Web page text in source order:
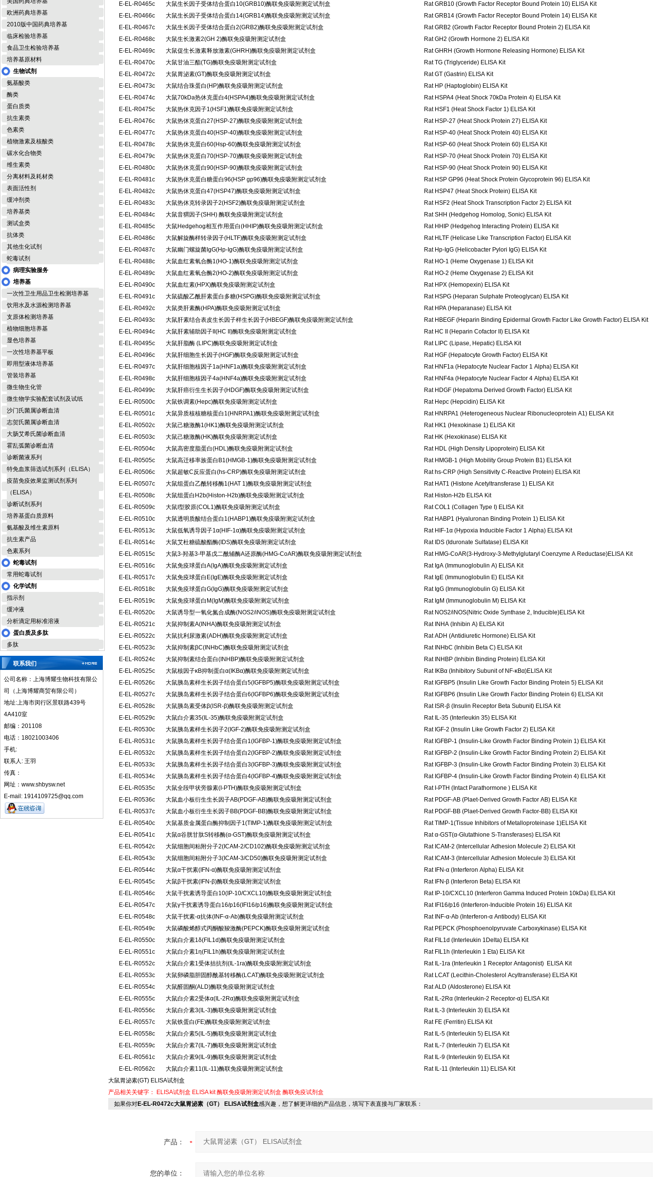
欧洲药典培养基
2010版中国药典培养基
临床检验培养基
食品卫生检验培养基
培养基原材料
生物试剂
氨基酸类
酶类
蛋白质类
抗生素类
色素类
植物激素及核酸类
碳水化合物类
维生素类
分离材料及耗材类
表面活性剂
缓冲剂类
培养基类
测试盒类
抗体类
其他生化试剂
蛇毒试剂
病理实验服务
培养基
一次性卫生用品卫生检测培养基
饮用水及水源检测培养基
支原体检测培养基
植物细胞培养基
显色培养基
一次性培养基平板
即用型液体培养基
管装培养基
微生物生化管
微生物学实验配套试剂及试纸
沙门氏菌属诊断血清
志贺氏菌属诊断血清
大肠艾希氏菌诊断血清
霍乱弧菌诊断血清
诊断菌液系列
特免血浆筛选试剂系列（ELISA）
疫苗免疫效果监测试剂系列
（ELISA）
诊断试剂系列
培养基蛋白质原料
氨基酸及维生素原料
抗生素产品
色素系列
蛇毒试剂
常用蛇毒试剂
化学试剂
指示剂
缓冲液
分析滴定用标准溶液
蛋白质及多肽
多肽
联系我们
公司名称：上海博耀生物科技有限公
司（上海博耀商贸有限公司）
地址:上海市闵行区景联路439号
4A410室
邮编：201108
电话：18021003406
手机:
联系人: 王羽
传真：
网址：www.shbysw.net
E-mail: 1914109725@qq.com
E-EL-R0465c
大鼠生长因子受体结合蛋白10(GRB10)酶联免疫吸附测定试剂盒
Rat GRB10 (Growth Factor Receptor Bound Protein 10) ELISA Kit
E-EL-R0466c
大鼠生长因子受体结合蛋白14(GRB14)酶联免疫吸附测定试剂盒
Rat GRB14 (Growth Factor Receptor Bound Protein 14) ELISA Kit
E-EL-R0467c
大鼠生长因子受体结合蛋白2(GRB2)酶联免疫吸附测定试剂盒
Rat GRB2 (Growth Factor Receptor Bound Protein 2) ELISA Kit
E-EL-R0468c
大鼠生长激素2(GH 2)酶联免疫吸附测定试剂盒
Rat GH2 (Growth Hormone 2) ELISA Kit
E-EL-R0469c
大鼠促生长激素释放激素(GHRH)酶联免疫吸附测定试剂盒
Rat GHRH (Growth Hormone Releasing Hormone) ELISA Kit
E-EL-R0470c
大鼠甘油三酯(TG)酶联免疫吸附测定试剂盒
Rat TG (Triglyceride) ELISA Kit
E-EL-R0472c
大鼠胃泌素(GT)酶联免疫吸附测定试剂盒
Rat GT (Gastrin) ELISA Kit
E-EL-R0473c
大鼠结合珠蛋白(HP)酶联免疫吸附测定试剂盒
Rat HP (Haptoglobin) ELISA Kit
E-EL-R0474c
大鼠70kDa热休克蛋白4(HSPA4)酶联免疫吸附测定试剂盒
Rat HSPA4 (Heat Shock 70kDa Protein 4) ELISA Kit
E-EL-R0475c
大鼠热休克因子1(HSF1)酶联免疫吸附测定试剂盒
Rat HSF1 (Heat Shock Factor 1) ELISA Kit
E-EL-R0476c
大鼠热休克蛋白27(HSP-27)酶联免疫吸附测定试剂盒
Rat HSP-27 (Heat Shock Protein 27) ELISA Kit
E-EL-R0477c
大鼠热休克蛋白40(HSP-40)酶联免疫吸附测定试剂盒
Rat HSP-40 (Heat Shock Protein 40) ELISA Kit
E-EL-R0478c
大鼠热休克蛋白60(Hsp-60)酶联免疫吸附测定试剂盒
Rat HSP-60 (Heat Shock Protein 60) ELISA Kit
E-EL-R0479c
大鼠热休克蛋白70(HSP-70)酶联免疫吸附测定试剂盒
Rat HSP-70 (Heat Shock Protein 70) ELISA Kit
E-EL-R0480c
大鼠热休克蛋白90(HSP-90)酶联免疫吸附测定试剂盒
Rat HSP-90 (Heat Shock Protein 90) ELISA Kit
E-EL-R0481c
大鼠热休克蛋白糖蛋白96(HSP gp96)酶联免疫吸附测定试剂盒
Rat HSP GP96 (Heat Shock Protein Glycoprotein 96) ELISA Kit
E-EL-R0482c
大鼠热休克蛋白47(HSP47)酶联免疫吸附测定试剂盒
Rat HSP47 (Heat Shock Protein) ELISA Kit
E-EL-R0483c
大鼠热休克转录因子2(HSF2)酶联免疫吸附测定试剂盒
Rat HSF2 (Heat Shock Transcription Factor 2) ELISA Kit
E-EL-R0484c
大鼠音猬因子(SHH) 酶联免疫吸附测定试剂盒
Rat SHH (Hedgehog Homolog, Sonic) ELISA Kit
E-EL-R0485c
大鼠Hedgehog相互作用蛋白(HHIP)酶联免疫吸附测定试剂盒
Rat HHIP (Hedgehog Interacting Protein) ELISA Kit
E-EL-R0486c
大鼠解旋酶样转录因子(HLTF)酶联免疫吸附测定试剂盒
Rat HLTF (Helicase Like Transcription Factor) ELISA Kit
E-EL-R0487c
大鼠幽门螺旋菌IgG(Hp-IgG)酶联免疫吸附测定试剂盒
Rat Hp-IgG (Helicobacter Pylori IgG) ELISA Kit
E-EL-R0488c
大鼠血红素氧合酶1(HO-1)酶联免疫吸附测定试剂盒
Rat HO-1 (Heme Oxygenase 1) ELISA Kit
E-EL-R0489c
大鼠血红素氧合酶2(HO-2)酶联免疫吸附测定试剂盒
Rat HO-2 (Heme Oxygenase 2) ELISA Kit
E-EL-R0490c
大鼠血红素(HPX)酶联免疫吸附测定试剂盒
Rat HPX (Hemopexin) ELISA Kit
E-EL-R0491c
大鼠硫酸乙酰肝素蛋白多糖(HSPG)酶联免疫吸附测定试剂盒
Rat HSPG (Heparan Sulphate Proteoglycan) ELISA Kit
E-EL-R0492c
大鼠类肝素酶(HPA)酶联免疫吸附测定试剂盒
Rat HPA (Heparanase) ELISA Kit
E-EL-R0493c
大鼠肝素结合表皮生长因子样生长因子(HBEGF)酶联免疫吸附测定试剂盒
Rat HBEGF (Heparin Binding Epidermal Growth Factor Like Growth Factor) ELISA Kit
E-EL-R0494c
大鼠肝素辅助因子II(HC II)酶联免疫吸附测定试剂盒
Rat HC II (Heparin Cofactor II) ELISA Kit
E-EL-R0495c
大鼠肝脂酶 (LIPC)酶联免疫吸附测定试剂盒
Rat LIPC (Lipase, Hepatic) ELISA Kit
E-EL-R0496c
大鼠肝细胞生长因子(HGF)酶联免疫吸附测定试剂盒
Rat HGF (Hepatocyte Growth Factor) ELISA Kit
E-EL-R0497c
大鼠肝细胞核因子1a(HNF1a)酶联免疫吸附测定试剂盒
Rat HNF1a (Hepatocyte Nuclear Factor 1 Alpha) ELISA Kit
E-EL-R0498c
大鼠肝细胞核因子4a(HNF4a)酶联免疫吸附测定试剂盒
Rat HNF4a (Hepatocyte Nuclear Factor 4 Alpha) ELISA Kit
E-EL-R0499c
大鼠肝癌衍生生长因子(HDGF)酶联免疫吸附测定试剂盒
Rat HDGF (Hepatoma Derived Growth Factor) ELISA Kit
E-EL-R0500c
大鼠铁调素(Hepc)酶联免疫吸附测定试剂盒
Rat Hepc (Hepcidin) ELISA Kit
E-EL-R0501c
大鼠异质核核糖核蛋白1(HNRPA1)酶联免疫吸附测定试剂盒
Rat HNRPA1 (Heterogeneous Nuclear Ribonucleoprotein A1) ELISA Kit
E-EL-R0502c
大鼠己糖激酶1(HK1)酶联免疫吸附测定试剂盒
Rat HK1 (Hexokinase 1) ELISA Kit
E-EL-R0503c
大鼠己糖激酶(HK)酶联免疫吸附测定试剂盒
Rat HK (Hexokinase) ELISA Kit
E-EL-R0504c
大鼠高密度脂蛋白(HDL)酶联免疫吸附测定试剂盒
Rat HDL (High Density Lipoprotein) ELISA Kit
E-EL-R0505c
大鼠高迁移率族蛋白B1(HMGB-1)酶联免疫吸附测定试剂盒
Rat HMGB-1 (High Mobility Group Protein B1) ELISA Kit
E-EL-R0506c
大鼠超敏C反应蛋白(hs-CRP)酶联免疫吸附测定试剂盒
Rat hs-CRP (High Sensitivity C-Reactive Protein) ELISA Kit
E-EL-R0507c
大鼠组蛋白乙酰转移酶1(HAT 1)酶联免疫吸附测定试剂盒
Rat HAT1 (Histone Acetyltransferase 1) ELISA Kit
E-EL-R0508c
大鼠组蛋白H2b(Histon-H2b)酶联免疫吸附测定试剂盒
Rat Histon-H2b ELISA Kit
E-EL-R0509c
大鼠I型胶原(COL1)酶联免疫吸附测定试剂盒
Rat COL1 (Collagen Type I) ELISA Kit
E-EL-R0510c
大鼠透明质酸结合蛋白1(HABP1)酶联免疫吸附测定试剂盒
Rat HABP1 (Hyaluronan Binding Protein 1) ELISA Kit
E-EL-R0513c
大鼠低氧诱导因子1α(HIF-1α)酶联免疫吸附测定试剂盒
Rat HIF-1α (Hypoxia Inducible Factor 1 Alpha) ELISA Kit
E-EL-R0514c
大鼠艾杜糖硫酸酯酶(IDS)酶联免疫吸附测定试剂盒
Rat IDS (Iduronate Sulfatase) ELISA Kit
E-EL-R0515c
大鼠3-羟基3-甲基戊二酰辅酶A还原酶(HMG-CoAR)酶联免疫吸附测定试剂盒
Rat HMG-CoAR(3-Hydroxy-3-Methylglutaryl Coenzyme A Reductase)ELISA Kit
E-EL-R0516c
大鼠免疫球蛋白A(IgA)酶联免疫吸附测定试剂盒
Rat IgA (Immunoglobulin A) ELISA Kit
E-EL-R0517c
大鼠免疫球蛋白E(IgE)酶联免疫吸附测定试剂盒
Rat IgE (Immunoglobulin E) ELISA Kit
E-EL-R0518c
大鼠免疫球蛋白G(IgG)酶联免疫吸附测定试剂盒
Rat IgG (Immunoglobulin G) ELISA Kit
E-EL-R0519c
大鼠免疫球蛋白M(IgM)酶联免疫吸附测定试剂盒
Rat IgM (Immunoglobulin M) ELISA Kit
E-EL-R0520c
大鼠诱导型一氧化氮合成酶(NOS2/iNOS)酶联免疫吸附测定试剂盒
Rat NOS2/iNOS(Nitric Oxide Synthase 2, Inducible)ELISA Kit
E-EL-R0521c
大鼠抑制素A(INHA)酶联免疫吸附测定试剂盒
Rat INHA (Inhibin A) ELISA Kit
E-EL-R0522c
大鼠抗利尿激素(ADH)酶联免疫吸附测定试剂盒
Rat ADH (Antidiuretic Hormone) ELISA Kit
E-EL-R0523c
大鼠抑制素βC(INHbC)酶联免疫吸附测定试剂盒
Rat INHbC (Inhibin Beta C) ELISA Kit
E-EL-R0524c
大鼠抑制素结合蛋白(INHBP)酶联免疫吸附测定试剂盒
Rat INHBP (Inhibin Binding Protein) ELISA Kit
E-EL-R0525c
大鼠核因子κB抑制蛋白α(IKBα)酶联免疫吸附测定试剂盒
Rat IKBα (Inhibitory Subunit of NF-κBα)ELISA Kit
E-EL-R0526c
大鼠胰岛素样生长因子结合蛋白5(IGFBP5)酶联免疫吸附测定试剂盒
Rat IGFBP5 (Insulin Like Growth Factor Binding Protein 5) ELISA Kit
E-EL-R0527c
大鼠胰岛素样生长因子结合蛋白6(IGFBP6)酶联免疫吸附测定试剂盒
Rat IGFBP6 (Insulin Like Growth Factor Binding Protein 6) ELISA Kit
E-EL-R0528c
大鼠胰岛素受体β(ISR-β)酶联免疫吸附测定试剂盒
Rat ISR-β (Insulin Receptor Beta Subunit) ELISA Kit
E-EL-R0529c
大鼠白介素35(IL-35)酶联免疫吸附测定试剂盒
Rat IL-35 (Interleukin 35) ELISA Kit
E-EL-R0530c
大鼠胰岛素样生长因子2(IGF-2)酶联免疫吸附测定试剂盒
Rat IGF-2 (Insulin Like Growth Factor 2) ELISA Kit
E-EL-R0531c
大鼠胰岛素样生长因子结合蛋白1(IGFBP-1)酶联免疫吸附测定试剂盒
Rat IGFBP-1 (Insulin-Like Growth Factor Binding Protein 1) ELISA Kit
E-EL-R0532c
大鼠胰岛素样生长因子结合蛋白2(IGFBP-2)酶联免疫吸附测定试剂盒
Rat IGFBP-2 (Insulin-Like Growth Factor Binding Protein 2) ELISA Kit
E-EL-R0533c
大鼠胰岛素样生长因子结合蛋白3(IGFBP-3)酶联免疫吸附测定试剂盒
Rat IGFBP-3 (Insulin-Like Growth Factor Binding Protein 3) ELISA Kit
E-EL-R0534c
大鼠胰岛素样生长因子结合蛋白4(IGFBP-4)酶联免疫吸附测定试剂盒
Rat IGFBP-4 (Insulin-Like Growth Factor Binding Protein 4) ELISA Kit
E-EL-R0535c
大鼠全段甲状旁腺素(I-PTH)酶联免疫吸附测定试剂盒
Rat I-PTH (Intact Parathormone ) ELISA Kit
E-EL-R0536c
大鼠血小板衍生生长因子AB(PDGF-AB)酶联免疫吸附测定试剂盒
Rat PDGF-AB (Plaet-Derived Growth Factor AB) ELISA Kit
E-EL-R0537c
大鼠血小板衍生生长因子BB(PDGF-BB)酶联免疫吸附测定试剂盒
Rat PDGF-BB (Plaet-Derived Growth Factor-BB) ELISA Kit
E-EL-R0540c
大鼠基质金属蛋白酶抑制因子1(TIMP-1)酶联免疫吸附测定试剂盒
Rat TIMP-1(Tissue Inhibitors of Metalloproteinase 1)ELISA Kit
E-EL-R0541c
大鼠α谷胱甘肽S转移酶(α-GST)酶联免疫吸附测定试剂盒
Rat α-GST(α-Glutathione S-Transferases) ELISA Kit
E-EL-R0542c
大鼠细胞间粘附分子2(ICAM-2/CD102)酶联免疫吸附测定试剂盒
Rat ICAM-2 (Intercellular Adhesion Molecule 2) ELISA Kit
E-EL-R0543c
大鼠细胞间粘附分子3(ICAM-3/CD50)酶联免疫吸附测定试剂盒
Rat ICAM-3 (Intercellular Adhesion Molecule 3) ELISA Kit
E-EL-R0544c
大鼠α干扰素(IFN-α)酶联免疫吸附测定试剂盒
Rat IFN-α (Interferon Alpha) ELISA Kit
E-EL-R0545c
大鼠β干扰素(IFN-β)酶联免疫吸附测定试剂盒
Rat IFN-β (Interferon Beta) ELISA Kit
E-EL-R0546c
大鼠干扰素诱导蛋白10(IP-10/CXCL10)酶联免疫吸附测定试剂盒
Rat IP-10/CXCL10 (Interferon Gamma Induced Protein 10kDa) ELISA Kit
E-EL-R0547c
大鼠γ干扰素诱导蛋白16/p16(IFI16/p16)酶联免疫吸附测定试剂盒
Rat IFI16/p16 (Interferon-Inducible Protein 16) ELISA Kit
E-EL-R0548c
大鼠干扰素-α抗体(INF-α-Ab)酶联免疫吸附测定试剂盒
Rat INF-α-Ab (Interferon-α Antibody) ELISA Kit
E-EL-R0549c
大鼠磷酸烯醇式丙酮酸羧激酶(PEPCK)酶联免疫吸附测定试剂盒
Rat PEPCK (Phosphoenolpyruvate Carboxykinase) ELISA Kit
E-EL-R0550c
大鼠白介素1δ(FIL1d)酶联免疫吸附测定试剂盒
Rat FIL1d (Interleukin 1Delta) ELISA Kit
E-EL-R0551c
大鼠白介素1η(FIL1h)酶联免疫吸附测定试剂盒
Rat FIL1h (Interleukin 1 Eta) ELISA Kit
E-EL-R0552c
大鼠白介素1受体拮抗剂(IL-1ra)酶联免疫吸附测定试剂盒
Rat IL-1ra (Interleukin 1 Receptor Antagonist) ELISA Kit
E-EL-R0553c
大鼠卵磷脂胆固醇酰基转移酶(LCAT)酶联免疫吸附测定试剂盒
Rat LCAT (Lecithin-Cholesterol Acyltransferase) ELISA Kit
E-EL-R0554c
大鼠醛固酮(ALD)酶联免疫吸附测定试剂盒
Rat ALD (Aldosterone) ELISA Kit
E-EL-R0555c
大鼠白介素2受体α(IL-2Rα)酶联免疫吸附测定试剂盒
Rat IL-2Rα (Interleukin-2 Receptor-α) ELISA Kit
E-EL-R0556c
大鼠白介素3(IL-3)酶联免疫吸附测定试剂盒
Rat IL-3 (Interleukin 3) ELISA Kit
E-EL-R0557c
大鼠铁蛋白(FE)酶联免疫吸附测定试剂盒
Rat FE (Ferritin) ELISA Kit
E-EL-R0558c
大鼠白介素5(IL-5)酶联免疫吸附测定试剂盒
Rat IL-5 (Interleukin 5) ELISA Kit
E-EL-R0559c
大鼠白介素7(IL-7)酶联免疫吸附测定试剂盒
Rat IL-7 (Interleukin 7) ELISA Kit
E-EL-R0561c
大鼠白介素9(IL-9)酶联免疫吸附测定试剂盒
Rat IL-9 (Interleukin 9) ELISA Kit
E-EL-R0562c
大鼠白介素11(IL-11)酶联免疫吸附测定试剂盒
Rat IL-11 (Interleukin 11) ELISA Kit
大鼠胃泌素(GT) ELISA试剂盒
产品相关关键字：
ELISA试剂盒 ELISA kit 酶联免疫吸附测定试剂盒 酶联免疫试剂盒
如果你对E-EL-R0472c大鼠胃泌素（GT） ELISA试剂盒感兴趣，想了解更详细的产品信息，填写下表直接与厂家联系：
产品：
您的单位：